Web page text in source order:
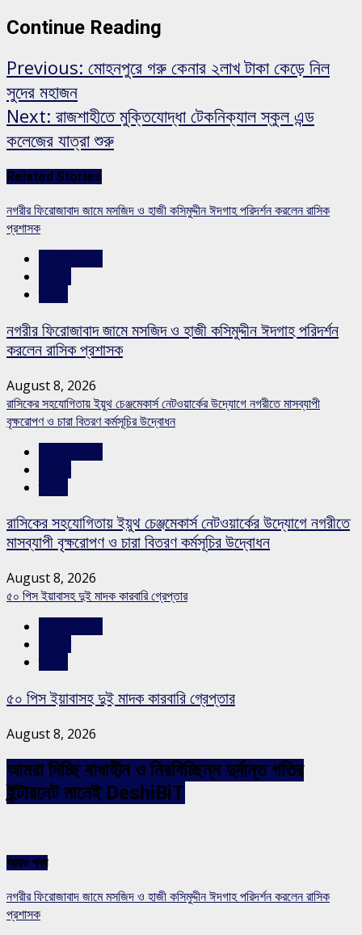
Continue Reading
Previous: মোহনপুরে গরু কেনার ২লাখ টাকা কেড়ে নিল
সুদের মহাজন
Next: রাজশাহীতে মুক্তিযোদ্ধা টেকনিক্যাল স্কুল এন্ড
কলেজের যাত্রা শুরু
Related Stories
নগরীর ফিরোজাবাদ জামে মসজিদ ও হাজী কসিমুদ্দীন ঈদগাহ পরিদর্শন করলেন রাসিক
প্রশাসক
নগরীর ফিরোজাবাদ জামে মসজিদ ও হাজী কসিমুদ্দীন ঈদগাহ পরিদর্শন
করলেন রাসিক প্রশাসক
August 8, 2026
রাসিকের সহযোগিতায় ইয়ুথ চেঞ্জমেকার্স নেটওয়ার্কের উদ্যোগে নগরীতে মাসব্যাপী
বৃক্ষরোপণ ও চারা বিতরণ কর্মসূচির উদ্বোধন
রাসিকের সহযোগিতায় ইয়ুথ চেঞ্জমেকার্স নেটওয়ার্কের উদ্যোগে নগরীতে
মাসব্যাপী বৃক্ষরোপণ ও চারা বিতরণ কর্মসূচির উদ্বোধন
August 8, 2026
৫০ পিস ইয়াবাসহ দুই মাদক কারবারি গ্রেপ্তার
৫০ পিস ইয়াবাসহ দুই মাদক কারবারি গ্রেপ্তার
August 8, 2026
আমরা দিচ্ছি বাধাহীন ও নিরবিচ্ছিন্ন দুর্দান্ত গতির
ইন্টারনেট মানেই DeshiBiT
আরও খবর
নগরীর ফিরোজাবাদ জামে মসজিদ ও হাজী কসিমুদ্দীন ঈদগাহ পরিদর্শন করলেন রাসিক
প্রশাসক